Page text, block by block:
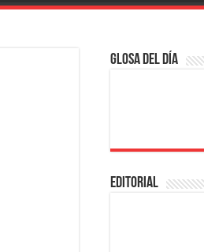
Glosa del Día
EDITORIAL